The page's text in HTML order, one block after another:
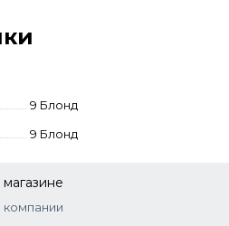
пигментов COLOR
комплекс и
9 Блонд
9 Блонд